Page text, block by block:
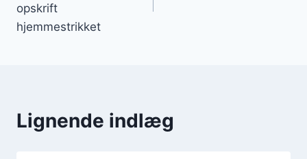
opskrift
hjemmestrikket
Lignende indlæg